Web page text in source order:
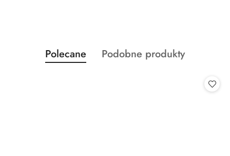
Pomiń karuzelę produktów
Produkty
o
Polecane
Produkty
Podobne produkty